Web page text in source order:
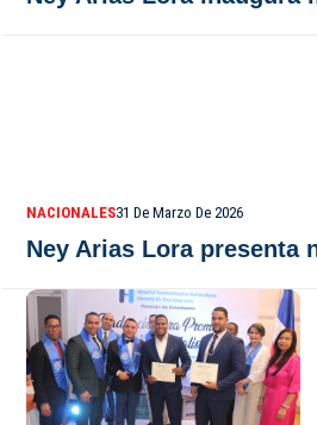
NACIONALES31 De Marzo De 2026
Ney Arias Lora presenta